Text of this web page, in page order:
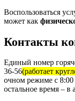
Воспользоваться
может как
Контакты
Единый номер
36-56(работает
очном режиме с
остальное время – в